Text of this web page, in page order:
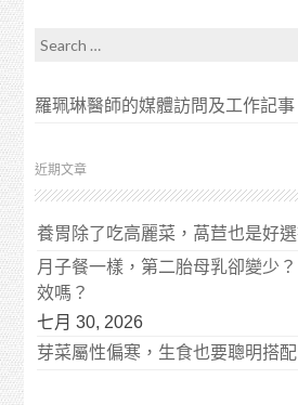
Search for:
羅珮琳醫師的媒體訪問及工作記事
近期文章
養胃除了吃高麗菜，萵苣也是好
月子餐一樣，第二胎母乳卻變少
效嗎？
七月 30, 2026
芽菜屬性偏寒，生食也要聰明搭配